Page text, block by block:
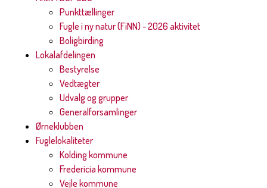
Punkttællinger
Fugle i ny natur (FiNN) - 2026 aktivitet
Boligbirding
Lokalafdelingen
Bestyrelse
Vedtægter
Udvalg og grupper
Generalforsamlinger
Ørneklubben
Fuglelokaliteter
Kolding kommune
Fredericia kommune
Vejle kommune